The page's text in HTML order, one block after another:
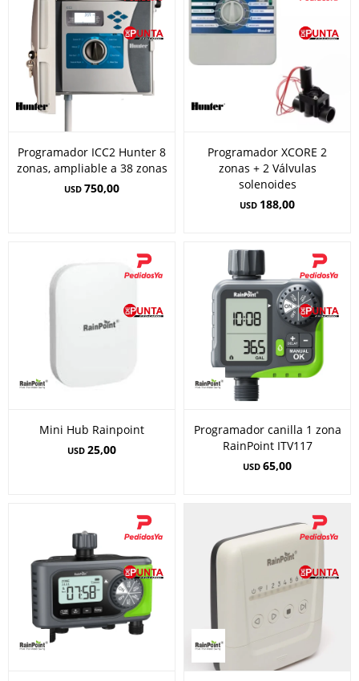
Programador ICC2 Hunter 8
zonas, ampliable a 38 zonas
USD 750,00
Programador XCORE 2
zonas + 2 Válvulas
solenoides
USD 188,00
Mini Hub Rainpoint
USD 25,00
Programador canilla 1 zona
RainPoint ITV117
USD 65,00